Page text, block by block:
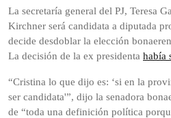
de
2025
La secretaría general del PJ, Teresa
Kirchner será candidata a diputada
decide desdoblar la elección
La decisión de la ex presidenta había
“Cristina lo que dijo es: ‘si en la
ser candidata'”, dijo la senadora
de “toda una definición política